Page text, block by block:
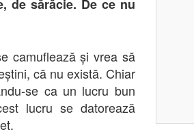
de sărăcie. De ce nu
camuflează și vrea să
că nu există. Chiar
se ca un lucru bun
lucru se datorează